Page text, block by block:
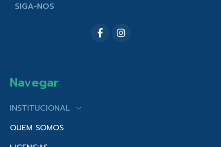
SIGA-NOS
Navegar
INSTITUCIONAL
QUEM SOMOS